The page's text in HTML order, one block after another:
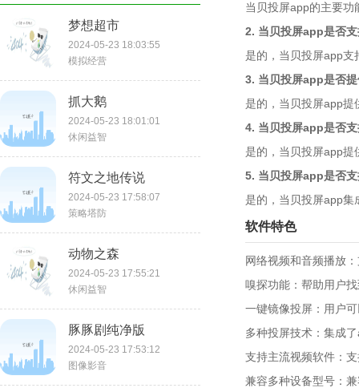
梦想超市
2024-05-23 18:03:55
模拟经营
抓大鹅
2024-05-23 18:01:01
休闲益智
符文之地传说
2024-05-23 17:58:07
策略塔防
动物之森
2024-05-23 17:55:21
休闲益智
豚豚剧纯净版
2024-05-23 17:53:12
图像影音
当贝投屏app的主要功
2. 当贝投屏app是否
是的，当贝投屏app支
3. 当贝投屏app是否
是的，当贝投屏app提
4. 当贝投屏app是否
是的，当贝投屏app提
5. 当贝投屏app是否
是的，当贝投屏app集
软件特色
网络视频和音频播放
嗅探功能：帮助用户
一键镜像投屏：用户
多种投屏技术：集成
支持主流视频软件：
兼容多种设备型号：